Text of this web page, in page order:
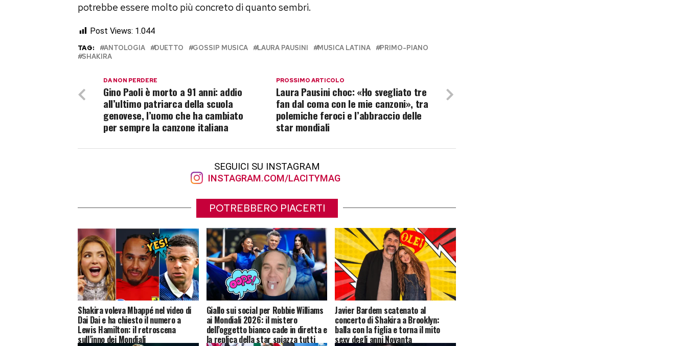
potrebbe essere molto più concreto di quanto sembri.
Post Views: 1.044
TAG: ANTOLOGIA DUETTO GOSSIP MUSICA LAURA PAUSINI MUSICA LATINA
PRIMO-PIANO
SHAKIRA
PROSSIMO ARTICOLO
Laura Pausini choc: «Ho svegliato tre
fan dal coma con le mie canzoni», tra
polemiche feroci e l’abbraccio delle
star mondiali
DA NON PERDERE
Gino Paoli è morto a 91 anni: addio
all’ultimo patriarca della scuola
genovese, l’uomo che ha cambiato
per sempre la canzone italiana
SEGUICI SU INSTAGRAM
INSTAGRAM.COM/LACITYMAG
POTREBBERO PIACERTI
Shakira voleva Mbappé nel video di
Dai Dai e ha chiesto il numero a
Lewis Hamilton: il retroscena
sull’inno dei Mondiali
Giallo sui social per Robbie Williams
ai Mondiali 2026: il mistero
dell’oggetto bianco cade in diretta e
la replica della star spiazza tutti
Javier Bardem scatenato al
concerto di Shakira a Brooklyn:
balla con la figlia e torna il mito
sexy degli anni Novanta